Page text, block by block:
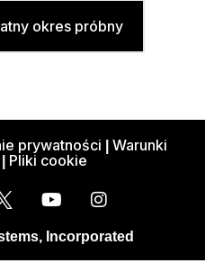
okres próbny
prywatności
Warunki
Pliki cookie
Incorporated